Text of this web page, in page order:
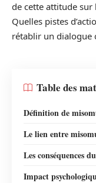
de cette attitude sur
Quelles pistes
rétablir un dialogue
Table des
Définition de
Le lien entre
Les conséquences
Impact